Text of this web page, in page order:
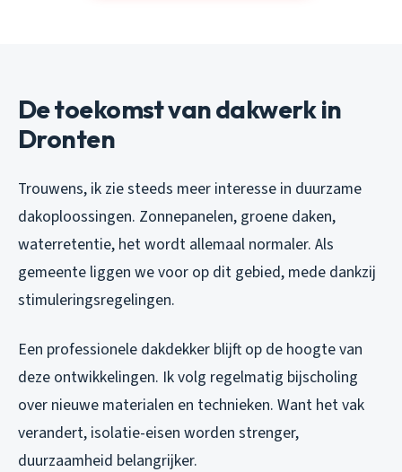
De toekomst van dakwerk in
Dronten
Trouwens, ik zie steeds meer interesse in duurzame
dakoploossingen. Zonnepanelen, groene daken,
waterretentie, het wordt allemaal normaler. Als
gemeente liggen we voor op dit gebied, mede dankzij
stimuleringsregelingen.
Een professionele dakdekker blijft op de hoogte van
deze ontwikkelingen. Ik volg regelmatig bijscholing
over nieuwe materialen en technieken. Want het vak
verandert, isolatie-eisen worden strenger,
duurzaamheid belangrijker.